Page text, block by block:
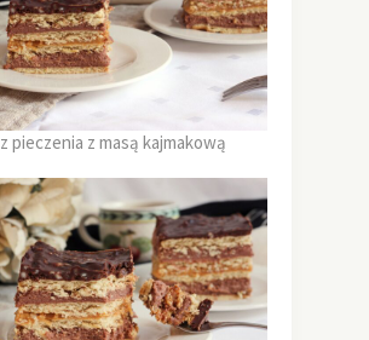
pieczenia z masą kajmakową